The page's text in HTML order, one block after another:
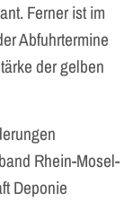
Ferner ist im
Abfuhrtermine
der gelben
Rhein-Mosel-
Deponie